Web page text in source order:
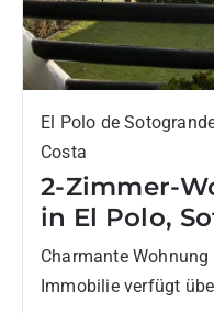
El Polo de
Costa
2-Zimmer-
in El Polo,
Charmante
Immobilie verfügt